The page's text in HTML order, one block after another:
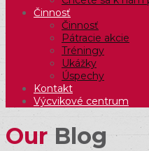
Činnosť
Činnosť
Pátracie akcie
Tréningy
Ukážky
Úspechy
Kontakt
Výcvikové centrum
Our Blog